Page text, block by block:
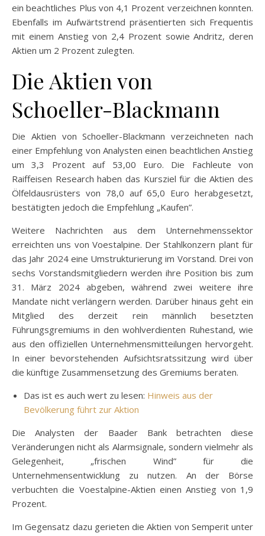
ein beachtliches Plus von 4,1 Prozent verzeichnen konnten.
Ebenfalls im Aufwärtstrend präsentierten sich Frequentis
mit einem Anstieg von 2,4 Prozent sowie Andritz, deren
Aktien um 2 Prozent zulegten.
Die Aktien von
Schoeller-Blackmann
Die Aktien von Schoeller-Blackmann verzeichneten nach
einer Empfehlung von Analysten einen beachtlichen Anstieg
um 3,3 Prozent auf 53,00 Euro. Die Fachleute von
Raiffeisen Research haben das Kursziel für die Aktien des
Ölfeldausrüsters von 78,0 auf 65,0 Euro herabgesetzt,
bestätigten jedoch die Empfehlung „Kaufen”.
Weitere Nachrichten aus dem Unternehmenssektor
erreichten uns von Voestalpine. Der Stahlkonzern plant für
das Jahr 2024 eine Umstrukturierung im Vorstand. Drei von
sechs Vorstandsmitgliedern werden ihre Position bis zum
31. März 2024 abgeben, während zwei weitere ihre
Mandate nicht verlängern werden. Darüber hinaus geht ein
Mitglied des derzeit rein männlich besetzten
Führungsgremiums in den wohlverdienten Ruhestand, wie
aus den offiziellen Unternehmensmitteilungen hervorgeht.
In einer bevorstehenden Aufsichtsratssitzung wird über
die künftige Zusammensetzung des Gremiums beraten.
Das ist es auch wert zu lesen: Hinweis aus der
Bevölkerung führt zur Aktion
Die Analysten der Baader Bank betrachten diese
Veränderungen nicht als Alarmsignale, sondern vielmehr als
Gelegenheit, „frischen Wind” für die
Unternehmensentwicklung zu nutzen. An der Börse
verbuchten die Voestalpine-Aktien einen Anstieg von 1,9
Prozent.
Im Gegensatz dazu gerieten die Aktien von Semperit unter